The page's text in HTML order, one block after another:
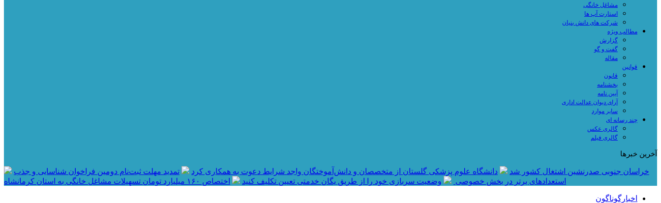
مشاغل خانگی
استارت آپ ها
شرکت های دانش بنیان
مطالب ویژه
گزارش
گفت و گو
مقاله
قوانین
قانون
بخشنامه
آیین نامه
آرای دیوان عدالت اداری
سایر موارد
چند رسانه ای
گالری عکس
گالری فیلم
آخرین خبرها
خراسان جنوبی صدرنشین اشتغال کشور شد دانشگاه علوم پزشکی گلستان از متخصصان و دانش‌آموختگان واجد شرایط دعوت به همکاری کرد
تمدید مهلت ثبت‌نام دومین فراخوان شناسایی و جذب
استعدادهای برتر در بخش خصوصی
وضعیت سربازی خود را از طریق یگان خدمتی تعیین تکلیف کنید اختصاص ۱۶۰ میلیارد تومان تسهیلات مشاغل خانگی به استان کرمانشاه
اخبارگوناگون